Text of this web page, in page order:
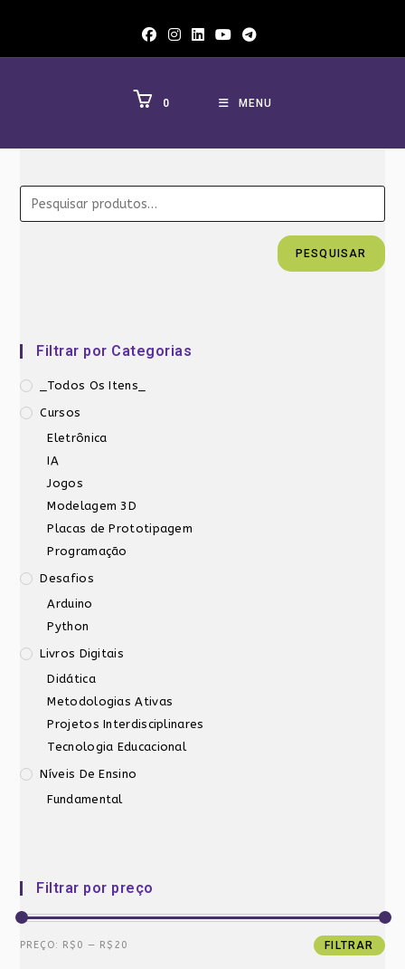
0 MENU
PESQUISAR
Filtrar por Categorias
_Todos Os Itens_
Cursos
Eletrônica
IA
Jogos
Modelagem 3D
Placas de Prototipagem
Programação
Desafios
Arduino
Python
Livros Digitais
Didática
Metodologias Ativas
Projetos Interdisciplinares
Tecnologia Educacional
Níveis De Ensino
Fundamental
Filtrar por preço
Preço
Preço
FILTRAR
PREÇO: R$0 — R$20